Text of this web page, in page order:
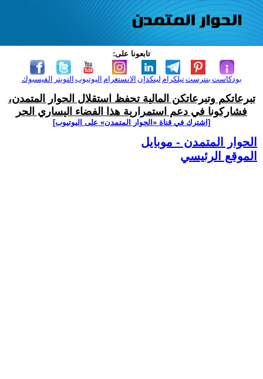
تابعونا على:
الفيسبوك التويتر اليوتيوب الانستغرام لينكدإن تيلكرامبنترست بودكاست
تبرعاتكم وتبرعاتكن المالية تحفظ استقلال الحوار المتمدن،
فشاركونا في دعم استمرارية هذا الفضاء اليساري الحر
[اشترك في قناة ‫«الحوار المتمدن» على اليوتيوب]
الحوار المتمدن - موبايل
الموقع الرئيسي